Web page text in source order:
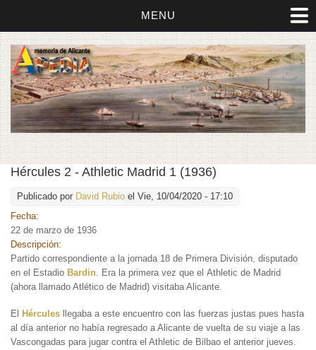
MENU
Hércules 2 - Athletic Madrid 1 (1936)
Publicado por David Rubio el Vie, 10/04/2020 - 17:10
Fecha:
22 de marzo de 1936
Descripción:
Partido correspondiente a la jornada 18 de Primera División, disputado
en el Estadio Bardin . Era la primera vez que el Athletic de Madrid
(ahora llamado Atlético de Madrid) visitaba Alicante.
El Hércules llegaba a este encuentro con las fuerzas justas pues hasta
al día anterior no había regresado a Alicante de vuelta de su viaje a las
Vascongadas para jugar contra el Athletic de Bilbao el anterior jueves.